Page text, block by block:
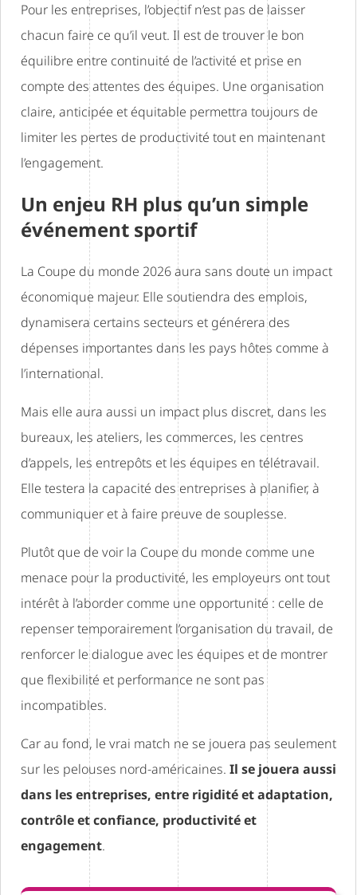
Pour les entreprises, l’objectif n’est pas de laisser
chacun faire ce qu’il veut. Il est de trouver le bon
équilibre entre continuité de l’activité et prise en
compte des attentes des équipes. Une organisation
claire, anticipée et équitable permettra toujours de
limiter les pertes de productivité tout en maintenant
l’engagement.
Un enjeu RH plus qu’un simple
événement sportif
La Coupe du monde 2026 aura sans doute un impact
économique majeur. Elle soutiendra des emplois,
dynamisera certains secteurs et générera des
dépenses importantes dans les pays hôtes comme à
l’international.
Mais elle aura aussi un impact plus discret, dans les
bureaux, les ateliers, les commerces, les centres
d’appels, les entrepôts et les équipes en télétravail.
Elle testera la capacité des entreprises à planifier, à
communiquer et à faire preuve de souplesse.
Plutôt que de voir la Coupe du monde comme une
menace pour la productivité, les employeurs ont tout
intérêt à l’aborder comme une opportunité : celle de
repenser temporairement l’organisation du travail, de
renforcer le dialogue avec les équipes et de montrer
que flexibilité et performance ne sont pas
incompatibles.
Car au fond, le vrai match ne se jouera pas seulement
sur les pelouses nord-américaines. Il se jouera aussi
dans les entreprises, entre rigidité et adaptation,
contrôle et confiance, productivité et
engagement.